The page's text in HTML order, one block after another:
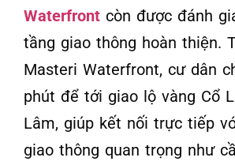
Waterfront còn được đánh
tầng giao thông hoàn thiện.
Masteri Waterfront, cư dân
phút để tới giao lộ vàng Cổ
Lâm, giúp kết nối trực tiếp
giao thông quan trọng như